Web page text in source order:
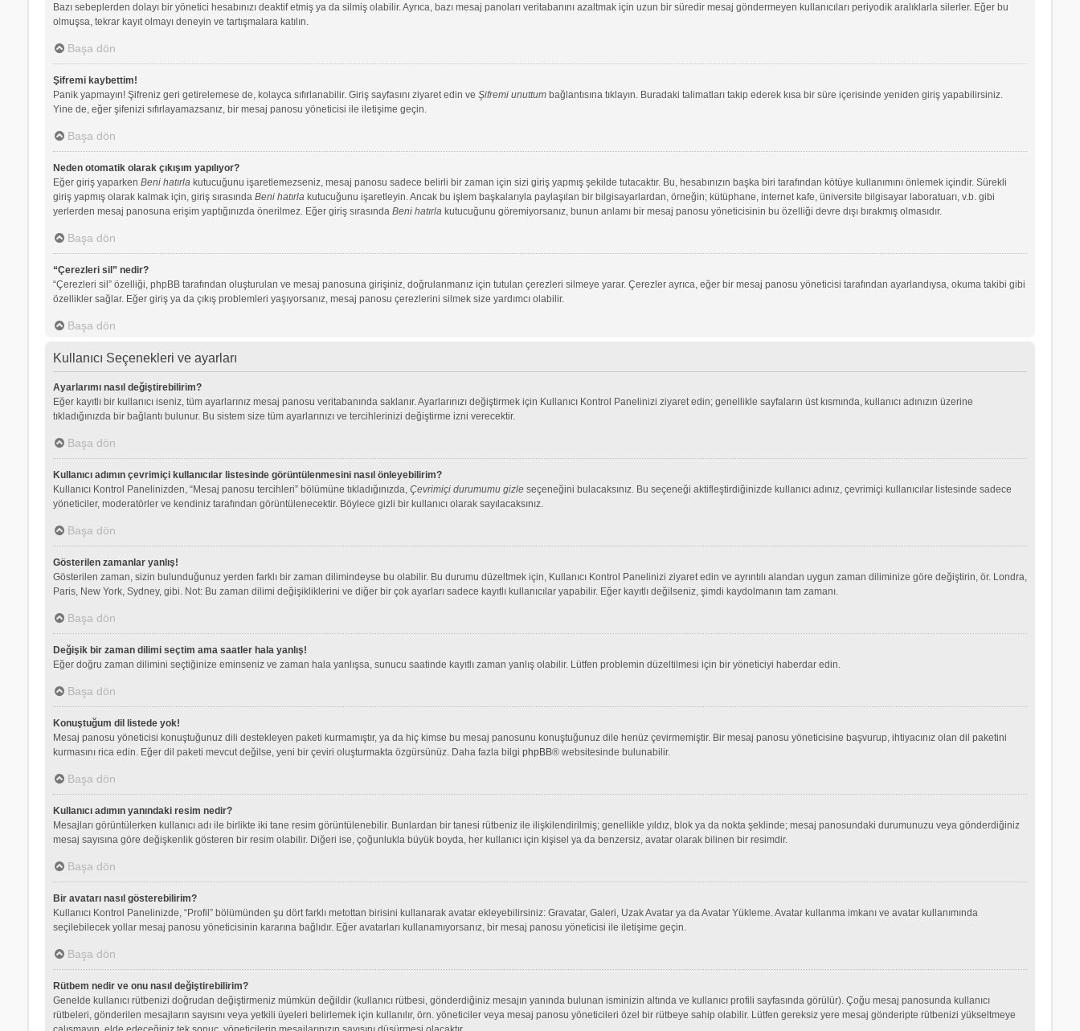
Bazı sebeplerden dolayı bir yönetici hesabınızı deaktif etmiş ya da silmiş olabilir. Ayrıca, bazı mesaj panoları veritabanını azaltmak için uzun bir süredir mesaj göndermeyen kullanıcıları periyodik aralıklarla silerler. Eğer bu
olmuşsa, tekrar kayıt olmayı deneyin ve tartışmalara katılın.
Başa dön
Şifremi kaybettim!
Panik yapmayın! Şifreniz geri getirelemese de, kolayca sıfırlanabilir. Giriş sayfasını ziyaret edin ve Şifremi unuttumbağlantısına tıklayın. Buradaki talimatları takip ederek kısa bir süre içerisinde yeniden giriş yapabilirsiniz.
Yine de, eğer şifenizi sıfırlayamazsanız, bir mesaj panosu yöneticisi ile iletişime geçin.
Başa dön
Neden otomatik olarak çıkışım yapılıyor?
Eğer giriş yaparken Beni hatırlakutucuğunu işaretlemezseniz, mesaj panosu sadece belirli bir zaman için sizi giriş yapmış şekilde tutacaktır. Bu, hesabınızın başka biri tarafından kötüye kullanımını önlemek içindir. Sürekli
giriş yapmış olarak kalmak için, giriş sırasında Beni hatırlakutucuğunu işaretleyin. Ancak bu işlem başkalarıyla paylaşılan bir bilgisayarlardan, örneğin; kütüphane, internet kafe, üniversite bilgisayar laboratuarı, v.b. gibi
yerlerden mesaj panosuna erişim yaptığınızda önerilmez. Eğer giriş sırasında Beni hatırlakutucuğunu göremiyorsanız, bunun anlamı bir mesaj panosu yöneticisinin bu özelliği devre dışı bırakmış olmasıdır.
Başa dön
“Çerezleri sil” nedir?
“Çerezleri sil” özelliği, phpBB tarafından oluşturulan ve mesaj panosuna girişiniz, doğrulanmanız için tutulan çerezleri silmeye yarar. Çerezler ayrıca, eğer bir mesaj panosu yöneticisi tarafından ayarlandıysa, okuma takibi gibi
özellikler sağlar. Eğer giriş ya da çıkış problemleri yaşıyorsanız, mesaj panosu çerezlerini silmek size yardımcı olabilir.
Başa dön
Kullanıcı Seçenekleri ve ayarları
Ayarlarımı nasıl değiştirebilirim?
Eğer kayıtlı bir kullanıcı iseniz, tüm ayarlarınız mesaj panosu veritabanında saklanır. Ayarlarınızı değiştirmek için Kullanıcı Kontrol Panelinizi ziyaret edin; genellikle sayfaların üst kısmında, kullanıcı adınızın üzerine
tıkladığınızda bir bağlantı bulunur. Bu sistem size tüm ayarlarınızı ve tercihlerinizi değiştirme izni verecektir.
Başa dön
Kullanıcı adımın çevrimiçi kullanıcılar listesinde görüntülenmesini nasıl önleyebilirim?
Kullanıcı Kontrol Panelinizden, “Mesaj panosu tercihleri” bölümüne tıkladığınızda, Çevrimiçi durumumu gizleseçeneğini bulacaksınız. Bu seçeneği aktifleştirdiğinizde kullanıcı adınız, çevrimiçi kullanıcılar listesinde sadece
yöneticiler, moderatörler ve kendiniz tarafından görüntülenecektir. Böylece gizli bir kullanıcı olarak sayılacaksınız.
Başa dön
Gösterilen zamanlar yanlış!
Gösterilen zaman, sizin bulunduğunuz yerden farklı bir zaman dilimindeyse bu olabilir. Bu durumu düzeltmek için, Kullanıcı Kontrol Panelinizi ziyaret edin ve ayrıntılı alandan uygun zaman diliminize göre değiştirin, ör. Londra,
Paris, New York, Sydney, gibi. Not: Bu zaman dilimi değişikliklerini ve diğer bir çok ayarları sadece kayıtlı kullanıcılar yapabilir. Eğer kayıtlı değilseniz, şimdi kaydolmanın tam zamanı.
Başa dön
Değişik bir zaman dilimi seçtim ama saatler hala yanlış!
Eğer doğru zaman dilimini seçtiğinize eminseniz ve zaman hala yanlışsa, sunucu saatinde kayıtlı zaman yanlış olabilir. Lütfen problemin düzeltilmesi için bir yöneticiyi haberdar edin.
Başa dön
Konuştuğum dil listede yok!
Mesaj panosu yöneticisi konuştuğunuz dili destekleyen paketi kurmamıştır, ya da hiç kimse bu mesaj panosunu konuştuğunuz dile henüz çevirmemiştir. Bir mesaj panosu yöneticisine başvurup, ihtiyacınız olan dil paketini
kurmasını rica edin. Eğer dil paketi mevcut değilse, yeni bir çeviri oluşturmakta özgürsünüz. Daha fazla bilgi phpBB® websitesinde bulunabilir.
Başa dön
Kullanıcı adımın yanındaki resim nedir?
Mesajları görüntülerken kullanıcı adı ile birlikte iki tane resim görüntülenebilir. Bunlardan bir tanesi rütbeniz ile ilişkilendirilmiş; genellikle yıldız, blok ya da nokta şeklinde; mesaj panosundaki durumunuzu veya gönderdiğiniz
mesaj sayısına göre değişkenlik gösteren bir resim olabilir. Diğeri ise, çoğunlukla büyük boyda, her kullanıcı için kişisel ya da benzersiz, avatar olarak bilinen bir resimdir.
Başa dön
Bir avatarı nasıl gösterebilirim?
Kullanıcı Kontrol Panelinizde, “Profil” bölümünden şu dört farklı metottan birisini kullanarak avatar ekleyebilirsiniz: Gravatar, Galeri, Uzak Avatar ya da Avatar Yükleme. Avatar kullanma imkanı ve avatar kullanımında
seçilebilecek yollar mesaj panosu yöneticisinin kararına bağlıdır. Eğer avatarları kullanamıyorsanız, bir mesaj panosu yöneticisi ile iletişime geçin.
Başa dön
Rütbem nedir ve onu nasıl değiştirebilirim?
Genelde kullanıcı rütbenizi doğrudan değiştirmeniz mümkün değildir (kullanıcı rütbesi, gönderdiğiniz mesajın yanında bulunan isminizin altında ve kullanıcı profili sayfasında görülür). Çoğu mesaj panosunda kullanıcı
rütbeleri, gönderilen mesajların sayısını veya yetkili üyeleri belirlemek için kullanılır, örn. yöneticiler veya mesaj panosu yöneticileri özel bir rütbeye sahip olabilir. Lütfen gereksiz yere mesaj gönderipte rütbenizi yükseltmeye